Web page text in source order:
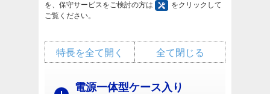
を、保守サービスをご検討の方は
をクリックして
ご覧ください。
全て閉じる
特長を全て開く
電源一体型ケース入り